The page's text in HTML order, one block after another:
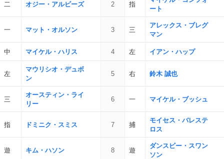
二 オジー・アルビーズ 2 指
ート
一 マット・オルソン 3 三
アレックス・ブレグ
マン
中 マイケル・ハリス 4 左 イアン・ハップ
左
マウリシオ・デュボ
ン
5 右 鈴木 誠也
三
オースティン・ライ
リー
6 一 マイケル・ブッシュ
指 ドミニク・スミス 7 捕
モイセス・バレステ
ロス
遊 キム・ハソン 8 遊
ダンスビー・スワン
ソン